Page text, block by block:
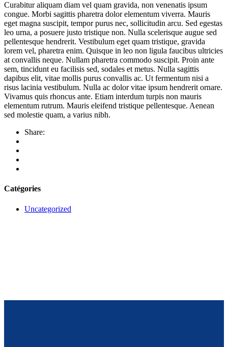
Curabitur aliquam diam vel quam gravida, non venenatis ipsum
congue. Morbi sagittis pharetra dolor elementum viverra. Mauris
eget magna suscipit, tempor purus nec, sollicitudin arcu. Sed egestas
leo urna, a posuere justo tristique non. Nulla scelerisque augue sed
pellentesque hendrerit. Vestibulum eget quam tristique, gravida
lorem vel, pharetra enim. Quisque in leo non ligula faucibus ultricies
at convallis neque. Nullam pharetra commodo suscipit. Proin ante
sem, tincidunt eu facilisis sed, sodales et metus. Nulla sagittis
dapibus elit, vitae mollis purus convallis ac. Ut fermentum nisi a
risus lacinia vestibulum. Nulla ac dolor vitae ipsum hendrerit ornare.
Vivamus quis rhoncus ante. Etiam interdum turpis non mauris
elementum rutrum. Mauris eleifend tristique pellentesque. Aenean
sed molestie quam, a varius nibh.
Share:
Catégories
Uncategorized